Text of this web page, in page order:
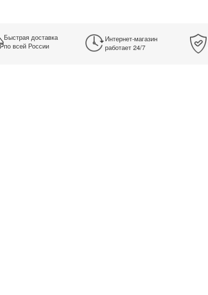
Быстрая доставка
по всей России
Интернет-магазин
работает 24/7